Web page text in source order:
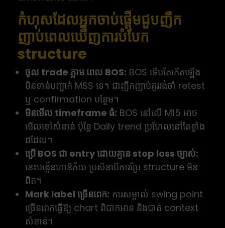
កំហុសដែលអ្នកចាប់ផ្តើមជួបញឹក
ញាប់ពេលឃើញការបំបែក
structure
ចូល trade ភ្លាម ពេល BOS: BOS ទើបតែកើតឡើង
មិនទាន់បញ្ជាក់ MSS ទេ។ ជាញឹកញាប់គួររង់ចាំ retest
ឬ confirmation បន្ថែម។
មិនមើល timeframe ធំ: BOS នៅលើ M15 អាច
មើលទៅសំខាន់ ប៉ុន្តែ Daily trend ប្រហែលនៅតែខ្លាំង
ដដែល។
ប្រើ BOS ជា entry ដោយគ្មាន stop loss ច្បាស់:
នេះបង្កើនហានិភ័យ ប្រសិនបើការប្រែ structure មិន
ពិត។
Mark label ច្រើនពេក: ការសម្គាល់ swing point
ច្រើនពេកធ្វើឱ្យ chart ពិបាកអាន និងបាត់ context
សំខាន់។